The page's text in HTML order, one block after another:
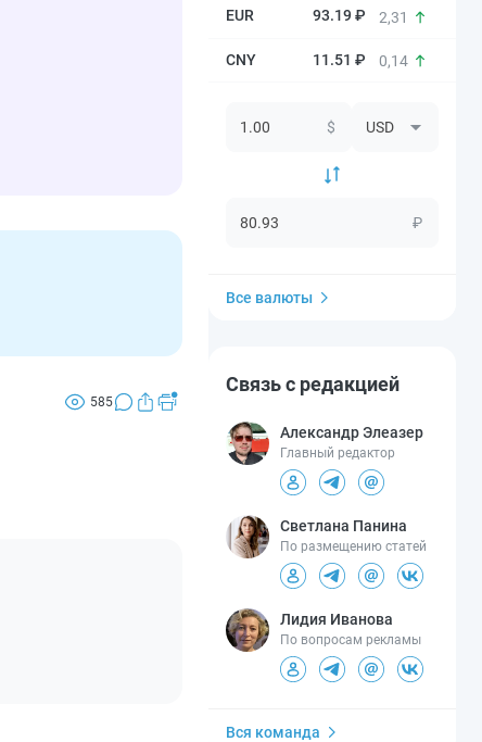
585
93.19 ₽ 2,31
11.51 ₽ 0,14
$
₽
Все валюты
Связь с редакцией
Александр Элеазер
Главный редактор
Светлана Панина
По размещению статей
Лидия Иванова
По вопросам рекламы
Вся команда